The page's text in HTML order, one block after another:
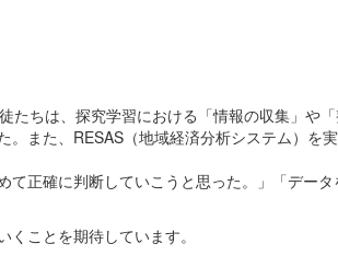
ちは、探究学習における「情報の収集」や
また、RESAS（地域経済分析システム）を
正確に判断していこうと思った。」「データ
ことを期待しています。